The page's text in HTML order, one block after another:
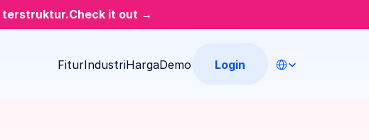
terstruktur.Check it out →
FiturIndustriHargaDemo Login